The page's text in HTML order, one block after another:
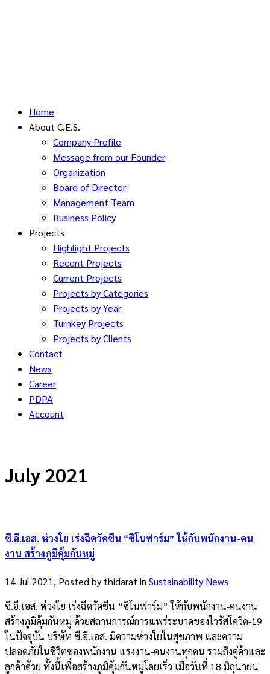
Home
About C.E.S.
Company Profile
Message from our Founder
Organization
Board of Director
Management Team
Business Policy
Projects
Highlight Projects
Recent Projects
Current Projects
Projects by Categories
Projects by Year
Turnkey Projects
Projects by Clients
Contact
News
Career
PDPA
Account
July 2021
ซี.อี.เอส. ห่วงใย เร่งฉีดวัคซีน “ซิโนฟาร์ม” ให้กับพนักงาน-คน
งาน สร้างภูมิคุ้มกันหมู่
14 Jul 2021, Posted by thidaratin Sustainability News
ซี.อี.เอส. ห่วงใย เร่งฉีดวัคซีน “ซิโนฟาร์ม” ให้กับพนักงาน-คนงาน
สร้างภูมิคุ้มกันหมู่ ด้วยสถานการณ์การแพร่ระบาดของไวรัสโควิด-19
ในปัจจุบัน บริษัท ซี.อี.เอส. มีความห่วงใยในสุขภาพ และความ
ปลอดภัยในชีวิตของพนักงาน แรงงาน-คนงานทุกคน รวมถึงคู่ค้าและ
ลูกค้าด้วย ทั้งนี้เพื่อสร้างภูมิคุ้มกันหมู่โดยเร็ว เมื่อวันที่ 18 มิถุนายน